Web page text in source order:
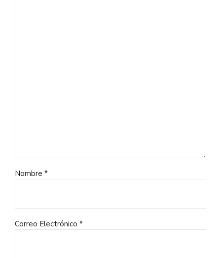
Nombre *
Correo Electrónico *